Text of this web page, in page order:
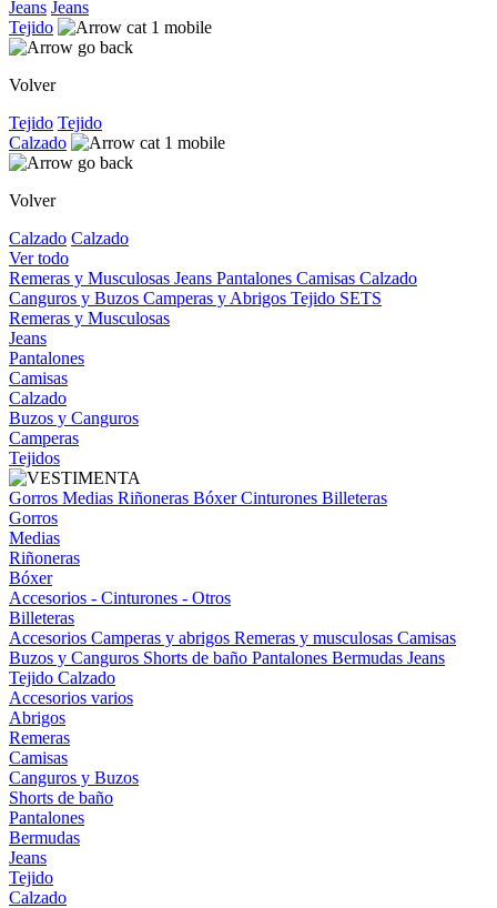
Jeans Jeans
Tejido
Volver
Tejido Tejido
Calzado
Volver
Calzado Calzado
Ver todo
Remeras y Musculosas Jeans Pantalones Camisas Calzado
Canguros y Buzos Camperas y Abrigos Tejido SETS
Remeras y Musculosas
Jeans
Pantalones
Camisas
Calzado
Buzos y Canguros
Camperas
Tejidos
Gorros Medias Riñoneras BóxerCinturones Billeteras
Gorros
Medias
Riñoneras
Bóxer
Accesorios - Cinturones - Otros
Billeteras
Accesorios Camperas y abrigos Remeras y musculosas Camisas
Buzos y Canguros Shorts de baño Pantalones Bermudas Jeans
Tejido Calzado
Accesorios varios
Abrigos
Remeras
Camisas
Canguros y Buzos
Shorts de baño
Pantalones
Bermudas
Jeans
Tejido
Calzado